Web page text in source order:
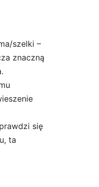
szelki –
znaczną
się
ta